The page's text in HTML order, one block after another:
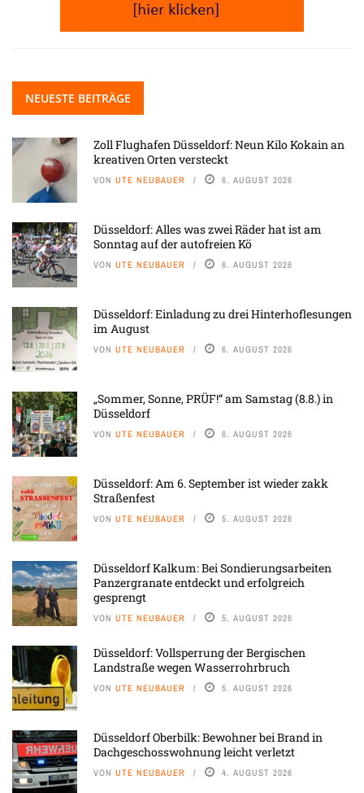
NEUESTE BEITRÄGE
Zoll Flughafen Düsseldorf: Neun Kilo Kokain an
kreativen Orten versteckt
VON UTE NEUBAUER 6. AUGUST 2026
Düsseldorf: Alles was zwei Räder hat ist am
Sonntag auf der autofreien Kö
VON UTE NEUBAUER 6. AUGUST 2026
Düsseldorf: Einladung zu drei Hinterhoflesungen
im August
VON UTE NEUBAUER 6. AUGUST 2026
„Sommer, Sonne, PRÜF!“ am Samstag (8.8.) in
Düsseldorf
VON UTE NEUBAUER 6. AUGUST 2026
Düsseldorf: Am 6. September ist wieder zakk
Straßenfest
VON UTE NEUBAUER 5. AUGUST 2026
Düsseldorf Kalkum: Bei Sondierungsarbeiten
Panzergranate entdeckt und erfolgreich
gesprengt
VON UTE NEUBAUER 5. AUGUST 2026
Düsseldorf: Vollsperrung der Bergischen
Landstraße wegen Wasserrohrbruch
VON UTE NEUBAUER 5. AUGUST 2026
Düsseldorf Oberbilk: Bewohner bei Brand in
Dachgeschosswohnung leicht verletzt
VON UTE NEUBAUER 4. AUGUST 2026